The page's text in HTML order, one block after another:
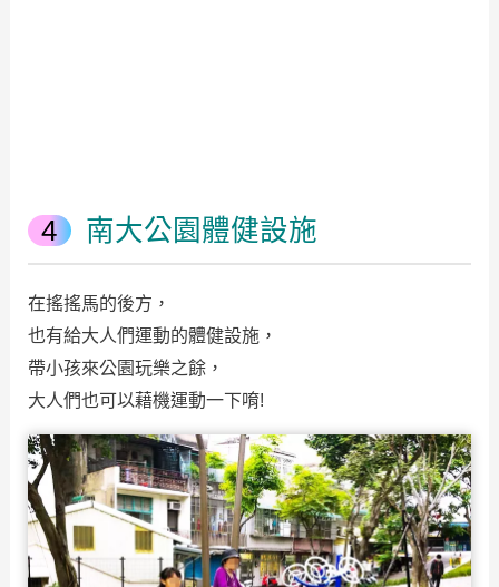
南大公園體健設施
在搖搖馬的後方，
也有給大人們運動的體健設施，
帶小孩來公園玩樂之餘，
大人們也可以藉機運動一下唷!